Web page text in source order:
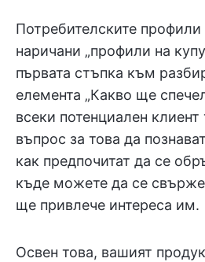
Потребителските профили
наричани „профили на
първата стъпка към
елемента „Какво ще
всеки потенциален
въпрос за това да
как предпочитат да се
къде можете да се
ще привлече интереса им.
Освен това, вашият